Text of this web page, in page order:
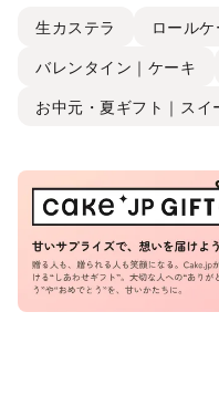
生カステラ ロール
バレンタイン｜ケーキ
お中元・夏ギフト｜スイ